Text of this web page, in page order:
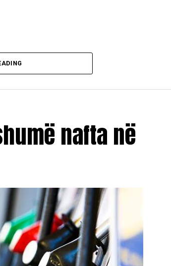
nafta në